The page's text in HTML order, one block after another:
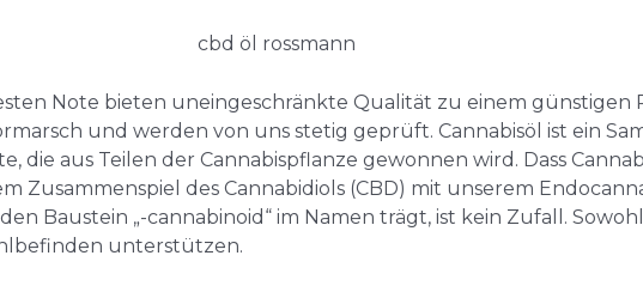
Note bieten uneingeschränkte Qualität zu einem günstigen
und werden von uns stetig geprüft. Cannabisöl ist ein
die aus Teilen der Cannabispflanze gewonnen wird. Dass
Zusammenspiel des Cannabidiols (CBD) mit unserem
Baustein „-cannabinoid“ im Namen trägt, ist kein Zufall.
unterstützen.